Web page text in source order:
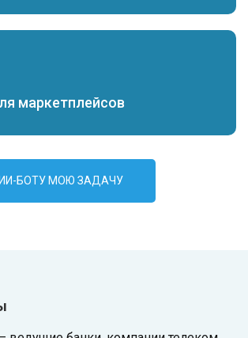
маркетплейсов
БОТУ МОЮ ЗАДАЧУ